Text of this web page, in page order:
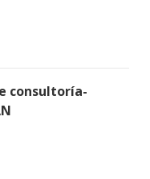
consultoría-